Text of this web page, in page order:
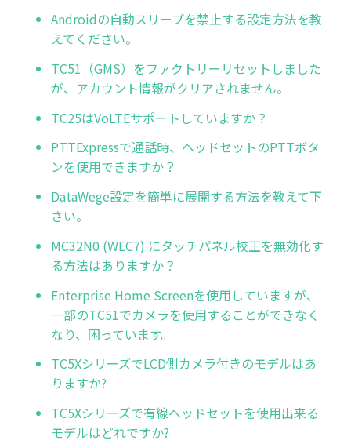
Androidの自動スリープを禁止する設定方法を教
えてください。
TC51（GMS）をファクトリーリセットしました
が、アカウント情報がクリアされません。
TC25はVoLTEサポートしていますか？
PTTExpressで通話時、ヘッドセットのPTTボタ
ンを使用できますか？
DataWege設定を簡単に展開する方法を教えて下
さい。
MC32N0 (WEC7) にタッチパネル校正を無効化す
る方法はありますか？
Enterprise Home Screenを使用していますが、
一部のTC51でカメラを使用することができなく
なり、困っています。
TC5XシリーズでLCD側カメラ付きのモデルはあ
りますか?
TC5Xシリーズで有線ヘッドセットを使用出来る
モデルはどれですか?